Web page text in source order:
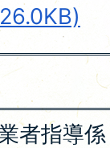
者指導係